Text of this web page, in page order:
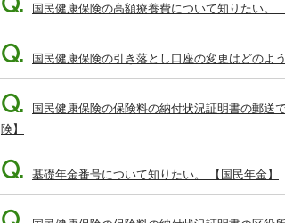
国民健康保険の高額療養費について知りたい。
Q. 国民健康保険の引き落とし口座の変更はどのよ
Q.
国民健康保険の保険料の納付状況証明書の郵送
険】
Q. 基礎年金番号について知りたい。 【国民年金】